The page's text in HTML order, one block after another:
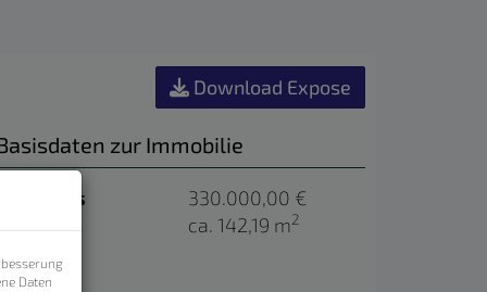
Download Expose
zur Immobilie
Kaufpreis
330.000,00 €
ca. 142,19 m2
Daten